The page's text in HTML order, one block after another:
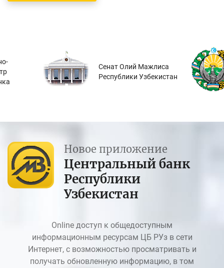
Сенат Олий Мажлиса
Республики Узбекистан
Новое приложение
Центральный банк
Республики
Узбекистан
Online доступ к общедоступным
информационным ресурсам ЦБ РУз в сети
Интернет, с возможностью просматривать и
получать обновленную информацию, в том